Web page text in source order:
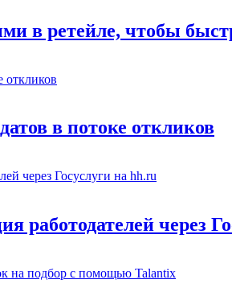
в ретейле, чтобы
в потоке откликов
работодателей через